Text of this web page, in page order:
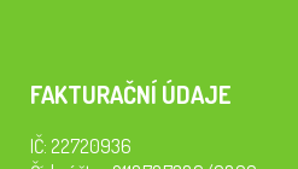
FAKTURAČNÍ ÚDAJE
IČ: 22720936